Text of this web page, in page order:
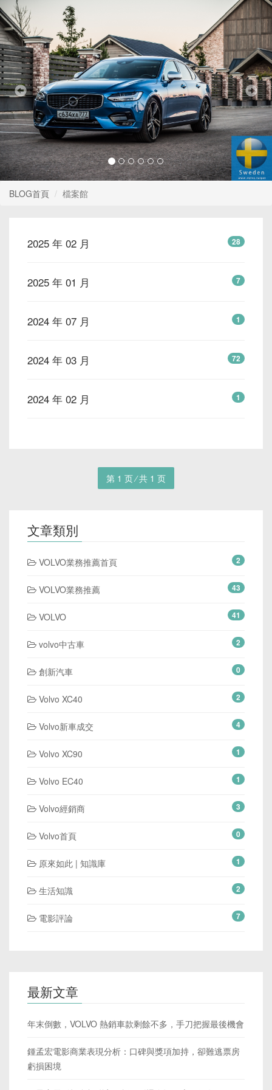
Previous
BLOG首頁 檔案館
2025 年 02 月 28
2025 年 01 月 7
2024 年 07 月 1
2024 年 03 月 72
2024 年 02 月 1
第 1 页 ⁄ 共 1 页
文章類別
VOLVO業務推薦首頁 2
VOLVO業務推薦 43
VOLVO 41
volvo中古車 2
創新汽車 0
Volvo XC40 2
Volvo新車成交 4
Volvo XC90 1
Volvo EC40 1
Volvo經銷商 3
Volvo首頁 0
原來如此 | 知識庫 1
生活知識 2
電影評論 7
最新文章
年末倒數，VOLVO 熱銷車款剩餘不多，手刀把握最後機會
鍾孟宏電影商業表現分析：口碑與獎項加持，卻難逃票房
虧損困境